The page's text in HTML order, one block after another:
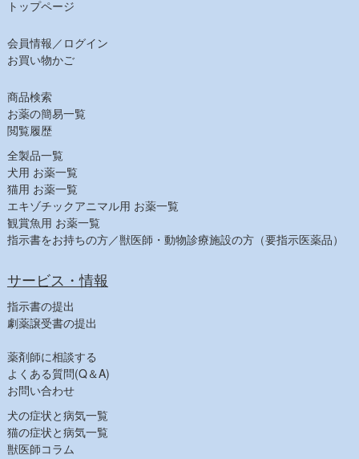
トップページ
会員情報／ログイン
お買い物かご
商品検索
お薬の簡易一覧
閲覧履歴
全製品一覧
犬用 お薬一覧
猫用 お薬一覧
エキゾチックアニマル用 お薬一覧
観賞魚用 お薬一覧
指示書をお持ちの方／獣医師・動物診療施設の方（要指示医薬品）
サービス・情報
指示書の提出
劇薬譲受書の提出
薬剤師に相談する
よくある質問(Q＆A)
お問い合わせ
犬の症状と病気一覧
猫の症状と病気一覧
獣医師コラム